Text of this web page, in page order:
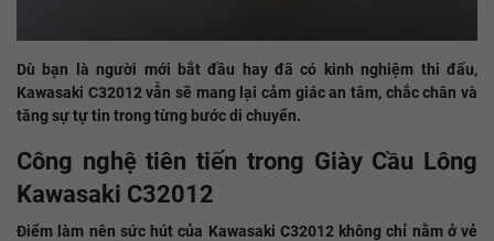
Dù bạn là người mới bắt đầu hay đã có kinh nghiệm thi đấu,
Kawasaki C32012 vẫn sẽ mang lại cảm giác an tâm, chắc chân và
tăng sự tự tin trong từng bước di chuyển.
Công nghệ tiên tiến trong Giày Cầu Lông
Kawasaki C32012
Điểm làm nên sức hút của Kawasaki C32012 không chỉ nằm ở vẻ